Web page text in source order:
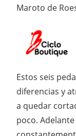
Maroto de
Estos seis
diferencias y
a quedar
poco.